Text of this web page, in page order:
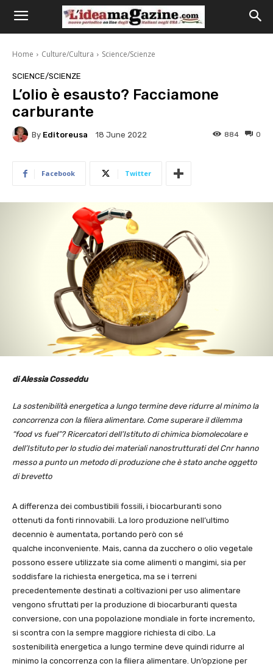
Home Culture/Cultura Science/Scienze
SCIENCE/SCIENZE
L’olio è esausto? Facciamone
carburante
By Editoreusa 18 June 2022 0
884
Facebook Twitter
di Alessia Cosseddu
La sostenibilità energetica a lungo termine deve ridurre al minimo la
concorrenza con la filiera alimentare. Come superare il dilemma
“food vs fuel”? Ricercatori dell’Istituto di chimica biomolecolare e
dell’Istituto per lo studio dei materiali nanostrutturati del Cnr hanno
messo a punto un metodo di produzione che è stato anche oggetto
di brevetto
A differenza dei combustibili fossili, i biocarburanti sono
ottenuti da fonti rinnovabili. La loro produzione nell’ultimo
decennio è aumentata, portando però con sé
qualche inconveniente. Mais, canna da zucchero o olio vegetale
possono essere utilizzate sia come alimenti o mangimi, sia per
soddisfare la richiesta energetica, ma se i terreni
precedentemente destinati a coltivazioni per uso alimentare
vengono sfruttati per la produzione di biocarburanti questa
conversione, con una popolazione mondiale in forte incremento,
si scontra con la sempre maggiore richiesta di cibo. La
sostenibilità energetica a lungo termine deve quindi ridurre al
minimo la concorrenza con la filiera alimentare. Un’opzione per